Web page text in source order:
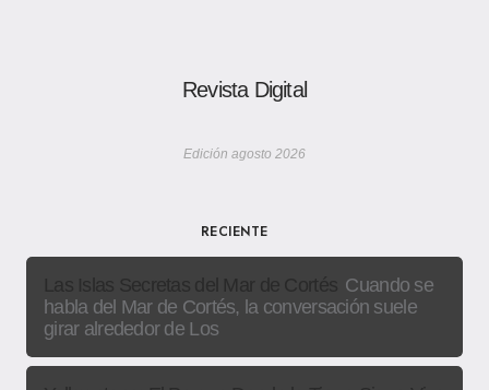
Revista Digital
Edición agosto 2026
RECIENTE
Cuando se
habla del Mar de Cortés, la conversación suele
girar alrededor de Los